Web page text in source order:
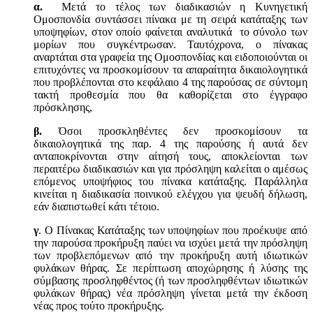
α. Μετά το τέλος των διαδικασιών η Κυνηγετική
Ομοσπονδία συντάσσει πίνακα με τη σειρά κατάταξης των
υποψηφίων, στον οποίο φαίνεται αναλυτικά το σύνολο των
μορίων που συγκέντρωσαν. Ταυτόχρονα, ο πίνακας
αναρτάται στα γραφεία της Ομοσπονδίας και ειδοποιούνται οι
επιτυχόντες να προσκομίσουν τα απαραίτητα δικαιολογητικά
που προβλέπονται στο κεφάλαιο 4 της παρούσας σε σύντομη
τακτή προθεσμία που θα καθορίζεται στο έγγραφο
πρόσκλησης,
β. Όσοι προσκληθέντες δεν προσκομίσουν τα
δικαιολογητικά της παρ. 4 της παρούσης ή αυτά δεν
ανταποκρίνονται στην αίτησή τους, αποκλείονται των
περαιτέρω διαδικασιών και για πρόσληψη καλείται ο αμέσως
επόμενος υποψήφιος του πίνακα κατάταξης. Παράλληλα
κινείται η διαδικασία ποινικού ελέγχου για ψευδή δήλωση,
εάν διαπιστωθεί κάτι τέτοιο.
γ. Ο Πίνακας Κατάταξης των υποψηφίων που προέκυψε από
την παρούσα προκήρυξη παύει να ισχύει μετά την πρόσληψη
των προβλεπόμενων από την προκήρυξη αυτή ιδιωτικών
φυλάκων θήρας. Σε περίπτωση αποχώρησης ή λύσης της
σύμβασης προσληφθέντος (ή των προσληφθέντων ιδιωτικών
φυλάκων θήρας) νέα πρόσληψη γίνεται μετά την έκδοση
νέας προς τούτο προκήρυξης.